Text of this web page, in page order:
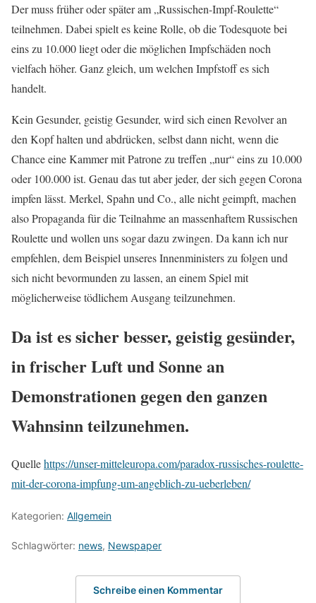
Der muss früher oder später am „Russischen-Impf-Roulette“
teilnehmen. Dabei spielt es keine Rolle, ob die Todesquote bei
eins zu 10.000 liegt oder die möglichen Impfschäden noch
vielfach höher. Ganz gleich, um welchen Impfstoff es sich
handelt.
Kein Gesunder, geistig Gesunder, wird sich einen Revolver an
den Kopf halten und abdrücken, selbst dann nicht, wenn die
Chance eine Kammer mit Patrone zu treffen „nur“ eins zu 10.000
oder 100.000 ist. Genau das tut aber jeder, der sich gegen Corona
impfen lässt. Merkel, Spahn und Co., alle nicht geimpft, machen
also Propaganda für die Teilnahme an massenhaftem Russischen
Roulette und wollen uns sogar dazu zwingen. Da kann ich nur
empfehlen, dem Beispiel unseres Innenministers zu folgen und
sich nicht bevormunden zu lassen, an einem Spiel mit
möglicherweise tödlichem Ausgang teilzunehmen.
Da ist es sicher besser, geistig gesünder,
in frischer Luft und Sonne an
Demonstrationen gegen den ganzen
Wahnsinn teilzunehmen.
Quellehttps://unser-mitteleuropa.com/paradox-russisches-roulette-
mit-der-corona-impfung-um-angeblich-zu-ueberleben/
Kategorien: Allgemein
Schlagwörter: news, Newspaper
Schreibe einen Kommentar